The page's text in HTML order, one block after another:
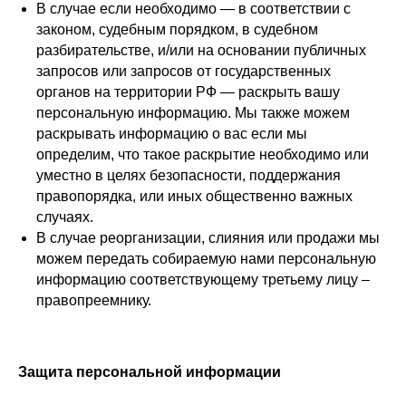
В случае если необходимо — в соответствии с
законом, судебным порядком, в судебном
разбирательстве, и/или на основании публичных
запросов или запросов от государственных
органов на территории РФ — раскрыть вашу
персональную информацию. Мы также можем
раскрывать информацию о вас если мы
определим, что такое раскрытие необходимо или
уместно в целях безопасности, поддержания
правопорядка, или иных общественно важных
случаях.
В случае реорганизации, слияния или продажи мы
можем передать собираемую нами персональную
информацию соответствующему третьему лицу –
правопреемнику.
Защита персональной информации